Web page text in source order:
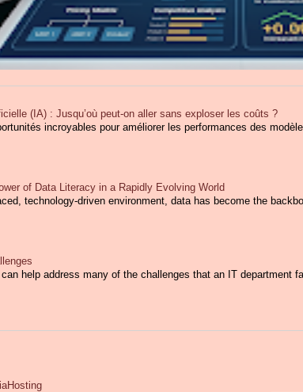
(IA) : Jusqu’où peut-on aller sans exploser les coûts ?
incroyables pour améliorer les performances des
of Data Literacy in a Rapidly Evolving World
technology-driven environment, data has become the
help address many of the challenges that an IT department